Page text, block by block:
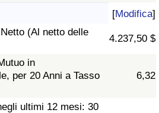
[Modifica]
(Al netto delle
4.237,50 $
in
per 20 Anni a Tasso
6,32
ultimi 12 mesi: 30
(Corrente)
Sanitaria per